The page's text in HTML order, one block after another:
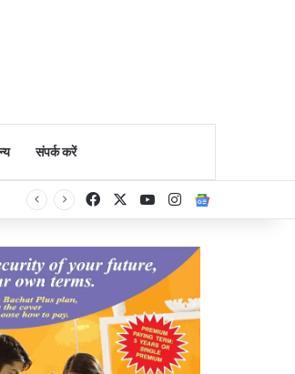
संपर्क करें
FacebookYouTubeInstagram